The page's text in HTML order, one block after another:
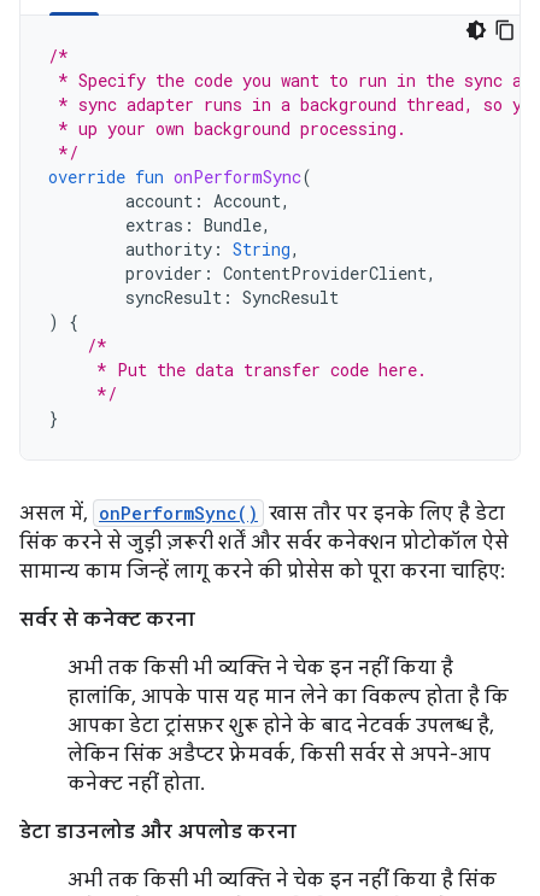
/*
* Specify the code you want to run in the sync
* sync adapter runs in a background thread, so
* up your own background processing.
*/
override fun onPerformSync(
account : Account,
extras : Bundle,
authority : String,
provider : ContentProviderClient,
syncResult : SyncResult
)
{
/*
     * Put the data transfer code here.
     */
}
असल में, onPerformSync() खास तौर पर इनके लिए है डेटा
सिंक करने से जुड़ी ज़रूरी शर्तें और सर्वर कनेक्शन प्रोटोकॉल ऐसे
सामान्य काम जिन्हें लागू करने की प्रोसेस को पूरा करना चाहिए:
सर्वर से कनेक्ट करना
अभी तक किसी भी व्यक्ति ने चेक इन नहीं किया है
हालांकि, आपके पास यह मान लेने का विकल्प होता है कि
आपका डेटा ट्रांसफ़र शुरू होने के बाद नेटवर्क उपलब्ध है,
लेकिन सिंक अडैप्टर फ़्रेमवर्क, किसी सर्वर से अपने-आप
कनेक्ट नहीं होता.
डेटा डाउनलोड और अपलोड करना
अभी तक किसी भी व्यक्ति ने चेक इन नहीं किया है सिंक